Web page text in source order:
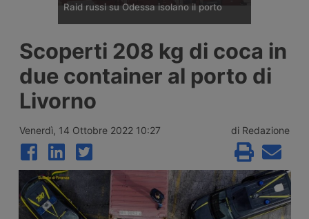
Raid russi su Odessa isolano il porto
intensificato gli attacchi contro il porto di
Odessa e le infrastrutture energetiche della
regione, lasciando senza elettricità 300mila
famiglie e spingendo la Turchia a proporre
una moratoria sugli attacchi alle navi nel
Mar Nero. La siccità del Danubio aggrava la
Scoperti 208 kg di coca in
due container al porto di
Livorno
Venerdì, 14 Ottobre 2022 10:27 di Redazione